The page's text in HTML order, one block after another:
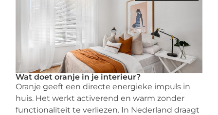
Wat doet oranje in je interieur?
Oranje geeft een directe energieke impuls in
huis. Het werkt activerend en warm zonder
functionaliteit te verliezen. In Nederland draagt